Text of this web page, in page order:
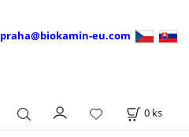
praha@biokamin-eu.com
0 ks